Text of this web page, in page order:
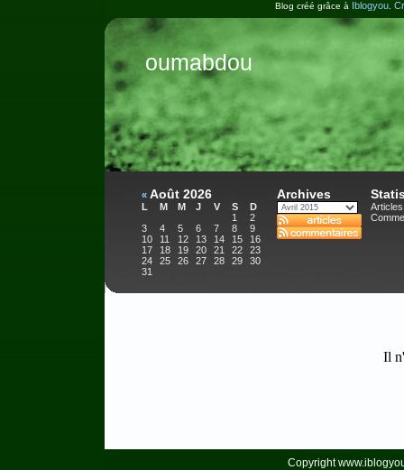
Blog créé grâce à Iblogyou
oumabdou
« Août 2026
L M M J V S
D
1
2
3
4 5 6 7 8
9
10
11 12 13 14 15
16
17
18 19 20 21 22
23
24
25 26 27 28 29
30
31
Archives
Il
Copyright